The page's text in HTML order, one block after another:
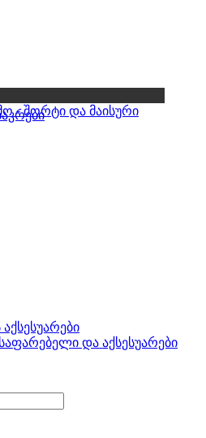
და აქსესუარები